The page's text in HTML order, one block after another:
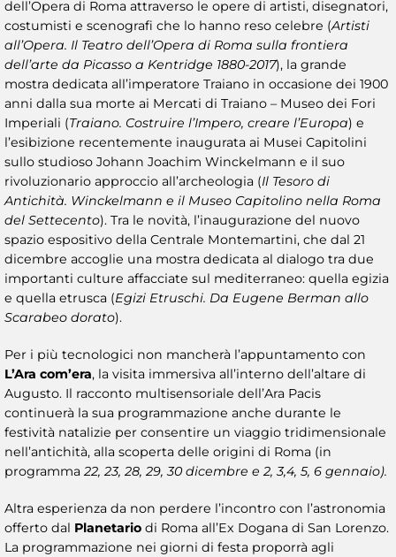
dell’Opera di Roma attraverso le opere di artisti, disegnatori,
costumisti e scenografi che lo hanno reso celebre (Artisti
all’Opera. Il Teatro dell’Opera di Roma sulla frontiera
dell’arte da Picasso a Kentridge 1880-2017), la grande
mostra dedicata all’imperatore Traiano in occasione dei 1900
anni dalla sua morte ai Mercati di Traiano – Museo dei Fori
Imperiali (Traiano. Costruire l’Impero, creare l’Europa) e
l’esibizione recentemente inaugurata ai Musei Capitolini
sullo studioso Johann Joachim Winckelmann e il suo
rivoluzionario approccio all’archeologia (Il Tesoro di
Antichità. Winckelmann e il Museo Capitolino nella Roma
del Settecento). Tra le novità, l’inaugurazione del nuovo
spazio espositivo della Centrale Montemartini, che dal 21
dicembre accoglie una mostra dedicata al dialogo tra due
importanti culture affacciate sul mediterraneo: quella egizia
e quella etrusca (Egizi Etruschi. Da Eugene Berman allo
Scarabeo dorato).
Per i più tecnologici non mancherà l’appuntamento con
L’Ara com’era, la visita immersiva all’interno dell’altare di
Augusto. Il racconto multisensoriale dell’Ara Pacis
continuerà la sua programmazione anche durante le
festività natalizie per consentire un viaggio tridimensionale
nell’antichità, alla scoperta delle origini di Roma (in
programma 22, 23, 28, 29, 30 dicembre e 2, 3,4, 5, 6 gennaio).
Altra esperienza da non perdere l’incontro con l’astronomia
offerto dal Planetario di Roma all’Ex Dogana di San Lorenzo.
La programmazione nei giorni di festa proporrà agli